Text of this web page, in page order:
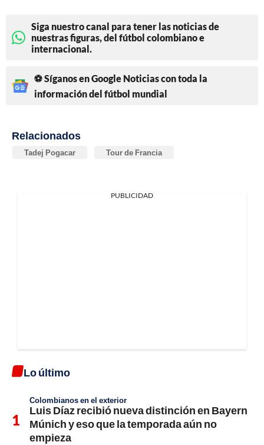
Siga nuestro canal para tener las noticias de
nuestras figuras, del fútbol colombiano e
internacional.
⚽ Síganos en Google Noticias con toda la
información del fútbol mundial
Relacionados
Tadej Pogacar Tour de Francia
PUBLICIDAD
Lo último
Colombianos en el exterior
Luis Díaz recibió nueva distinción en Bayern
Múnich y eso que la temporada aún no
empieza